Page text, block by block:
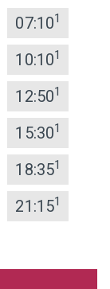
07:101
10:101
12:501
15:301
18:351
21:151